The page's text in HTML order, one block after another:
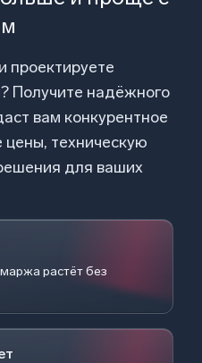
проектируете
Получите надёжного
вам конкурентное
техническую
для ваших
растёт без